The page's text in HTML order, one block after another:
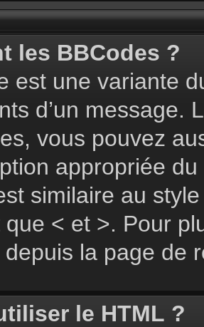
les BBCodes ?
est une variante
d’un message.
vous pouvez
appropriée
similaire au
< et >. Pour
la page de
le HTML ?